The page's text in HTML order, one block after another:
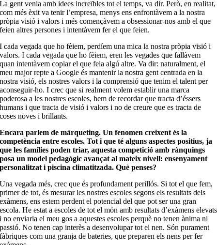
La gent venia amb idees increïbles tot el temps, va dir. Però, en realitat,
com més èxit va tenir l’empresa, menys ens enfrontàvem a la nostra
pròpia visió i valors i més començàvem a obsessionar-nos amb el que
feien altres persones i intentàvem fer el que feien.
I cada vegada que ho fèiem, perdíem una mica la nostra pròpia visió i
valors. I cada vegada que ho fèiem, eren les vegades que fallàvem
quan intentàvem copiar el que feia algú altre. Va dir: naturalment, el
meu major repte a Google és mantenir la nostra gent centrada en la
nostra visió, els nostres valors i la comprensió que tenim el talent per
aconseguir-ho. I crec que si realment volem establir una marca
poderosa a les nostres escoles, hem de recordar que tracta d’éssers
humans i que tracta de visió i valors i no de creure que es tracta de
coses noves i brillants.
Encara parlem de màrqueting. Un fenomen creixent és la
competència entre escoles. Tot i que té alguns aspectes positius, ja
que les famílies poden triar, aquesta competició amb rànquings
posa un model pedagògic avançat al mateix nivell: ensenyament
personalitzat i piscina climatitzada. Què penses?
Una vegada més, crec que és profundament perillós. Si tot el que fem,
primer de tot, és mesurar les nostres escoles segons els resultats dels
exàmens, ens estem perdent el potencial del que pot ser una gran
escola. He estat a escoles de tot el món amb resultats d’exàmens elevats
i no enviaria el meu gos a aquestes escoles perquè no tenen ànima ni
passió. No tenen cap interès a desenvolupar tot el nen. Són purament
fàbriques com una granja de bateries, que preparen els nens per fer